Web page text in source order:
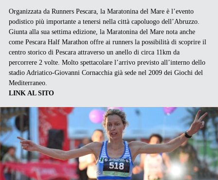
Organizzata da Runners Pescara, la Maratonina del Mare è l’evento
podistico più importante a tenersi nella città capoluogo dell’Abruzzo.
Giunta alla sua settima edizione, la Maratonina del Mare nota anche
come Pescara Half Marathon offre ai runners la possibilità di scoprire il
centro storico di Pescara attraverso un anello di circa 11km da
percorrere 2 volte. Molto spettacolare l’arrivo previsto all’interno dello
stadio Adriatico-Giovanni Cornacchia già sede nel 2009 dei Giochi del
Mediterraneo.
LINK AL SITO